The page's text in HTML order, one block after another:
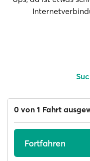
0 von 1 Fahrt
Fortfahren